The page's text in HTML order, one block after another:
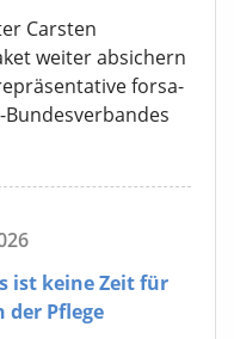
Carsten
weiter absichern
forsa-
ist keine Zeit für
der Pflege